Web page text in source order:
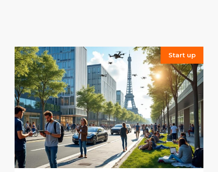
Start up